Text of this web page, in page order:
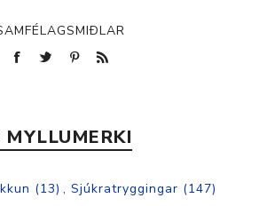
MYLLUMERKI
(13) , Sjúkratryggingar (147)